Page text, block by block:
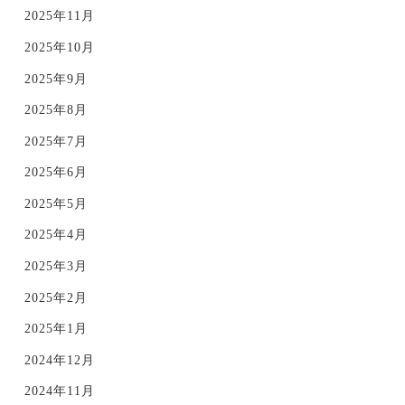
2025年11月
2025年10月
2025年9月
2025年8月
2025年7月
2025年6月
2025年5月
2025年4月
2025年3月
2025年2月
2025年1月
2024年12月
2024年11月